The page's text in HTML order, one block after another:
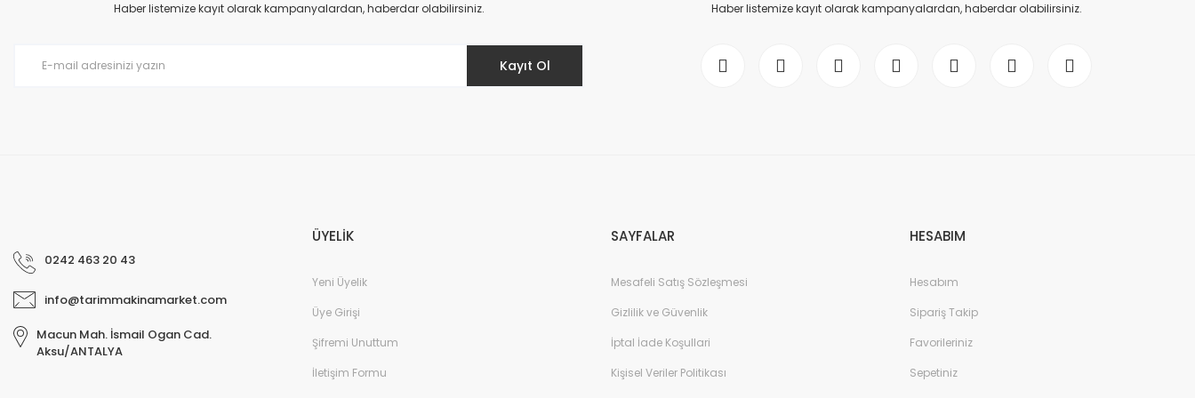
Ürün açıklamasında eksik bilgiler bulunuyor.
Haber listemize kayıt olarak kampanyalardan, haberdar olabilirsiniz.
Kayıt Ol
Haber listemize kayıt olarak kampanyalardan, haberdar olabilirsiniz.
0242 463 20 43
info@tarimmakinamarket.com
Macun Mah. İsmail Ogan Cad.
Aksu/ANTALYA
ÜYELİK
Yeni Üyelik
Üye Girişi
Şifremi Unuttum
İletişim Formu
SAYFALAR
Mesafeli Satış Sözleşmesi
Gizlilik ve Güvenlik
İptal İade Koşullari
Kişisel Veriler Politikası
HESABIM
Hesabım
Sipariş Takip
Favorileriniz
Sepetiniz